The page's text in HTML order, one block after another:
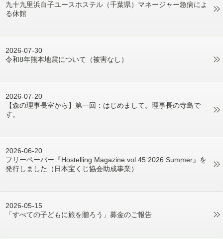
九十九里浜白子ユースホステル（千葉県）マネージャー急病によ
る休館
2026-07-30
令和8年熊本地震について（被害なし）
2026-07-20
【森の理事長室から】第一回：はじめまして。理事長の寺島で
す。
2026-06-20
フリーペーパー『Hostelling Magazine vol.45 2026 Summer』を
発行しました（日本宝くじ協会助成事業）
2026-05-15
「すべての子どもに旅を贈ろう」募金のご報告